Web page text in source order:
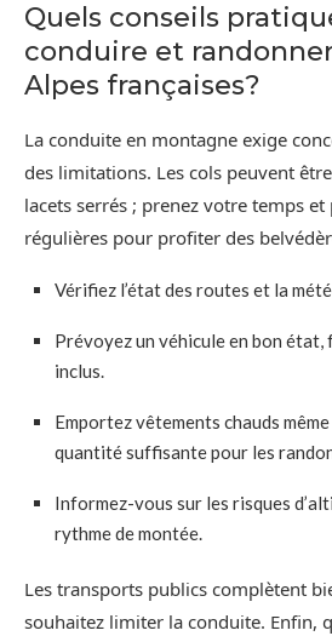
Quels conseils
conduire et
Alpes françaises?
La conduite en montagne exige
des limitations. Les cols peuvent
lacets serrés ; prenez votre temps et
régulières pour profiter des
Vérifiez l’état des routes et la
Prévoyez un véhicule en bon
inclus.
Emportez vêtements chauds même
quantité suffisante pour les
Informez-vous sur les risques
rythme de montée.
Les transports publics complètent
souhaitez limiter la conduite. Enfin,